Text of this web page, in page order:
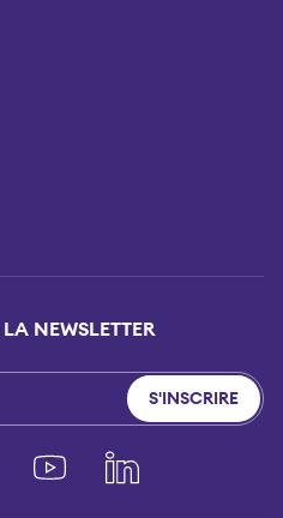
NEWSLETTER
S'INSCRIRE
YouTubeLinkedIn